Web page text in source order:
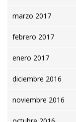
marzo 2017
febrero 2017
enero 2017
diciembre 2016
noviembre 2016